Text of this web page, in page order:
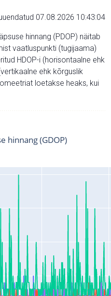
07.08.2026 10:43:04
hinnang (PDOP) näitab
vaatluspunkti (tugijaama)
HDOP-i (horisontaalne ehk
ehk kõrguslik
loetakse heaks, kui
hinnang (GDOP)